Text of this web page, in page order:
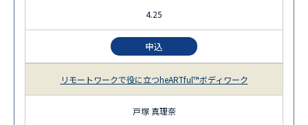
4.25
申込
リモートワークで役に立つheARTful™ボディワーク
戸塚 真理奈